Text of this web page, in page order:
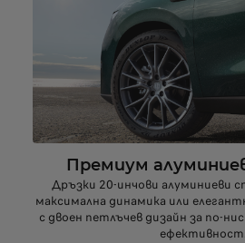
Премиум
Дръзки 20-инчови алуминиеви
максимална динамика или
с двоен петлъчев дизайн за по-
ефективност.